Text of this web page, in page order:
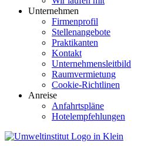
Unternehmen
Firmenprofil
Stellenangebote
Praktikanten
Kontakt
Unternehmensleitbild
Raumvermietung
Cookie-Richtlinen
Anreise
Anfahrtspläne
Hotelempfehlungen